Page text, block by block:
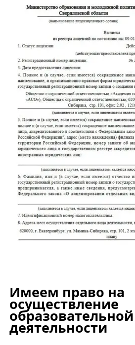
Имеем право на
осуществление
образовательной
деятельности